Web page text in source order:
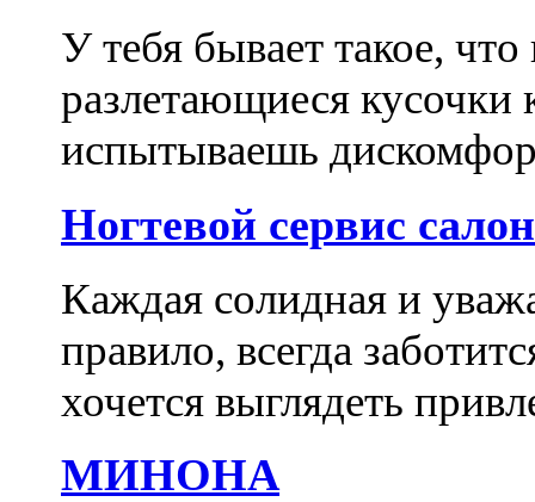
У тебя бывает такое,
разлетающиеся
испытываешь
Ногтевой сервис
Каждая солидная и
правило, всегда
хочется выглядеть
МИНОНА